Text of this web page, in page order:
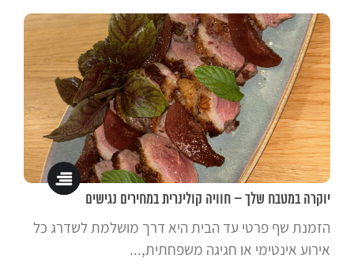
יוקרה במטבח שלך – חוויה קולינרית במחירים נגישים
הזמנת שף פרטי עד הבית היא דרך מושלמת לשדרג כל
אירוע אינטימי או חגיגה משפחתית,...